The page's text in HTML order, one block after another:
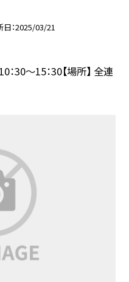
日 2025/03/21
：30〜15：30【場所】 全連